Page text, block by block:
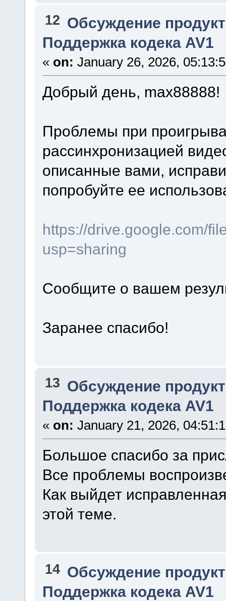
12 Обсуждение
Поддержка кодека AV1
« on: January 26, 2026,
Добрый день, max88888!
Проблемы при
рассинхронизацией
описанные вами,
попробуйте ее
https://drive.google.com/
usp=sharing
Сообщите о вашем
Заранее спасибо!
13 Обсуждение
Поддержка кодека AV1
« on: January 21, 2026,
Большое спасибо за
Все проблемы
Как выйдет
этой теме.
14 Обсуждение
Поддержка кодека AV1